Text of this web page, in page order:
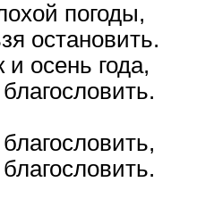
погоды,
остановить.
осень года,